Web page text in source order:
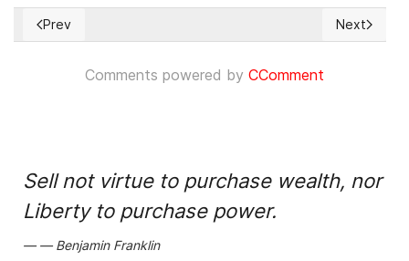
Previous article: 108 Christian Pastors are jailed in Vietnam
Prev Next
Next
Comments powered by CComment
Sell not virtue to purchase wealth, nor
Liberty to purchase power.
Benjamin Franklin